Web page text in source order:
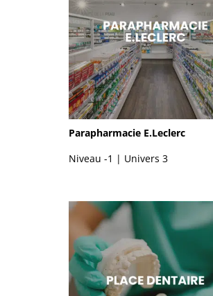
Parapharmacie E.Leclerc
Niveau -1 | Univers 3